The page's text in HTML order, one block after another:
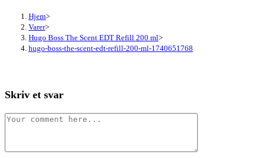
Hjem>
Varer>
Hugo Boss The Scent EDT Refill 200 ml>
hugo-boss-the-scent-edt-refill-200-ml-1740651768
Skriv et svar
Comment